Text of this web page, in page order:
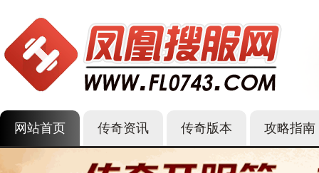
网站首页 传奇资讯 传奇版本 攻略指南